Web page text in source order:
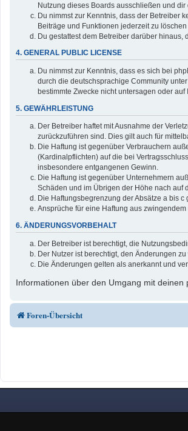
Nutzung dieses Boards ausschließen und dir
Du nimmst zur Kenntnis, dass der Betreiber
Beiträge und Funktionen jederzeit zu löschen
Du gestattest dem Betreiber darüber
4. GENERAL PUBLIC LICENSE
Du nimmst zur Kenntnis, dass es sich bei
durch die deutschsprachige Community unter
bestimmte Zwecke nicht untersagen oder
5. GEWÄHRLEISTUNG
Der Betreiber haftet mit Ausnahme der
zurückzuführen sind. Dies gilt auch für
Die Haftung ist gegenüber Verbrauchern
(Kardinalpflichten) auf die bei
insbesondere entgangenen Gewinn.
Die Haftung ist gegenüber Unternehmern
Schäden und im Übrigen der Höhe nach auf
Die Haftungsbegrenzung der Absätze a bis
Ansprüche für eine Haftung aus
6. ÄNDERUNGSVORBEHALT
Der Betreiber ist berechtigt, die
Der Nutzer ist berechtigt, den Änderungen
Die Änderungen gelten als anerkannt und
Informationen über den Umgang mit deinen
Foren-Übersicht